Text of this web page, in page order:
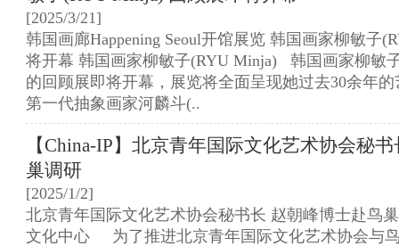
[2025/3/21]
韩国画廊Happening Seoul开馆展览 韩国画家柳敏子
将开幕 韩国画家柳敏子(RYU Minja) 韩国画家柳敏
的回顾展即将开幕，展览将全面呈现她过去30余年
第一代抽象画家河麟斗(..
【China-IP】北京青年国际文化艺术协会秘
巢调研
[2025/1/2]
北京青年国际文化艺术协会秘书长 赵朝峰博士赴鸟
文化中心 为了推进北京青年国际文化艺术协会与